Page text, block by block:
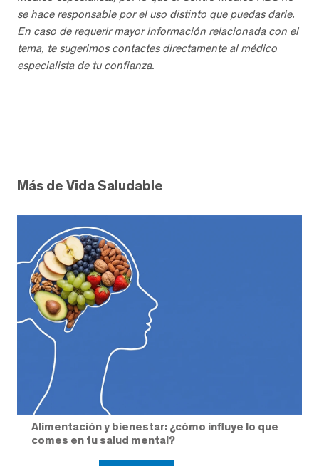
se hace responsable por el uso distinto que puedas darle.
En caso de requerir mayor información relacionada con el
tema, te sugerimos contactes directamente al médico
especialista de tu confianza.
Más de Vida Saludable
Alimentación y bienestar: ¿cómo influye lo que
comes en tu salud mental?